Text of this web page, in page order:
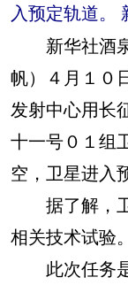
入预定轨道。
新华社酒泉
帆）４月１０
发射中心用长
十一号０１组
空，卫星进入
据了解，卫
相关技术试验。
此次任务是